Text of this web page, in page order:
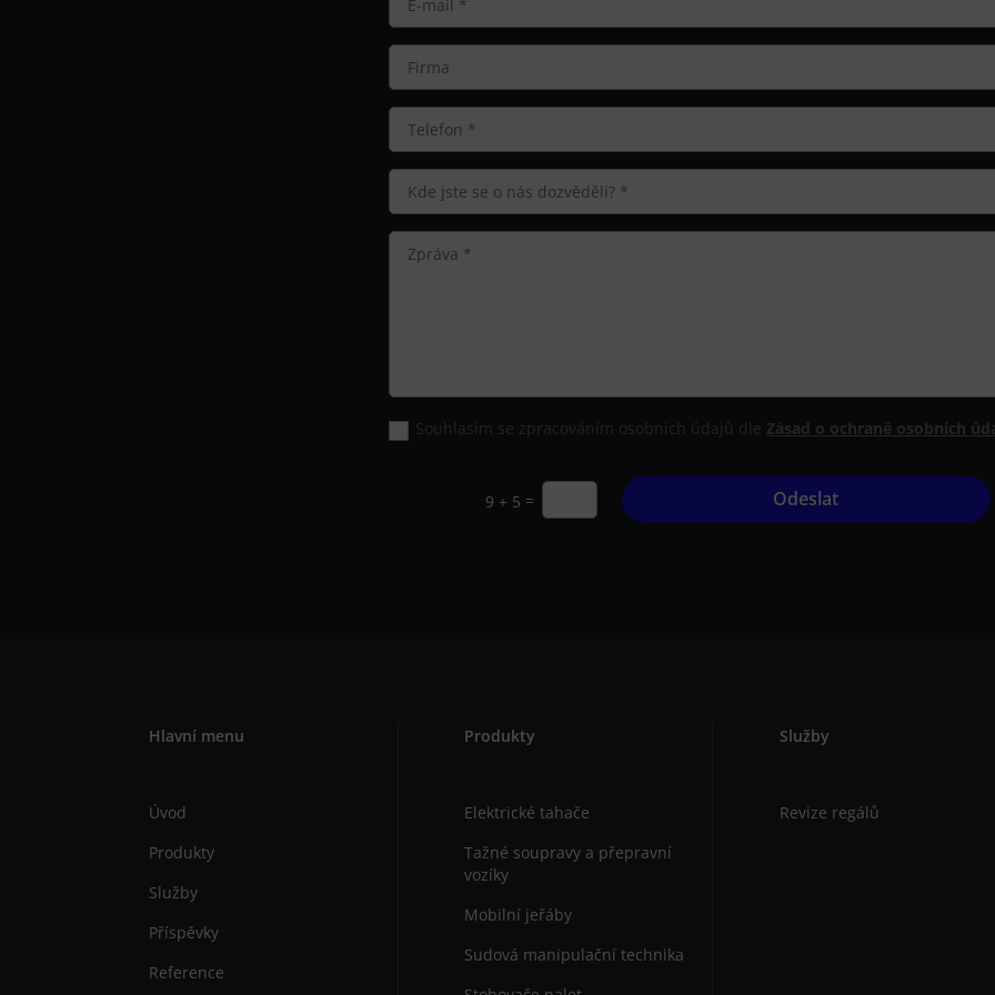
Souhlasím se zpracováním osobních údajů dle Zásad o ochraně osobních
9 + 5 = Odeslat
Hlavní menu
Úvod
Produkty
Služby
Příspěvky
Reference
Produkty
Elektrické tahače
Tažné soupravy a přepravní
vozíky
Mobilní jeřáby
Sudová manipulační technika
Služby
Revize regálů